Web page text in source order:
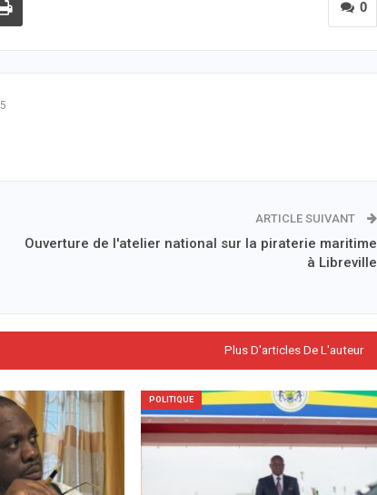
0
ARTICLE SUIVANT
Ouverture de l'atelier national sur la piraterie maritime
à Libreville
Plus D'articles De L'auteur
POLITIQUE